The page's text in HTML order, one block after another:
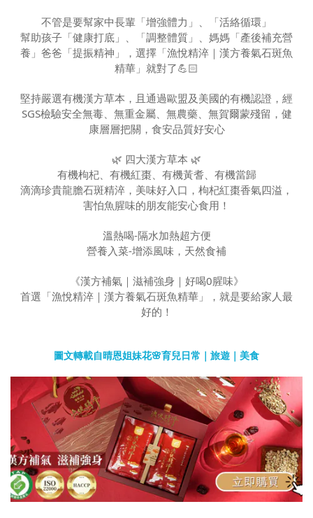
不管是要幫家中長輩「增強體力」、「活絡循環」
幫助孩子「健康打底」、「調整體質」、媽媽「產後補充營
養」爸爸「提振精神」，選擇「漁悅精淬｜漢方養氣石斑魚
精華」就對了💪🏻
堅持嚴選有機漢方草本，且通過歐盟及美國的有機認證，經
SGS檢驗安全無毒、無重金屬、無農藥、無賀爾蒙殘留，健
康層層把關，食安品質好安心
🌿 四大漢方草本 🌿
有機枸杞、有機紅棗、有機黃耆、有機當歸
滴滴珍貴龍膽石斑精淬，美味好入口，枸杞紅棗香氣四溢，
害怕魚腥味的朋友能安心食用！
溫熱喝-隔水加熱超方便
營養入菜-增添風味，天然食補
《漢方補氣｜滋補強身｜好喝0腥味》
首選「漁悅精淬｜漢方養氣石斑魚精華」，就是要給家人最
好的！
圖文轉載自晴恩姐妹花🌸育兒日常｜旅遊｜美食